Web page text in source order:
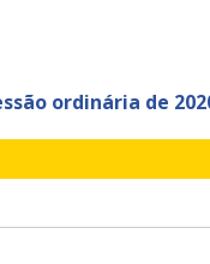
ordinária de